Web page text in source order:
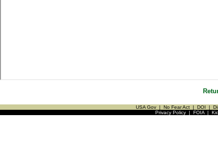
USA Gov | No Fear Act | DOI |
Privacy Policy| FOIA|